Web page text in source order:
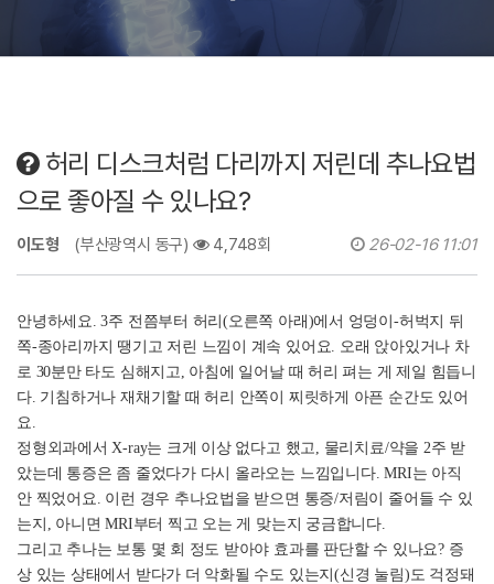
허리 디스크처럼 다리까지 저린데 추나요법
으로 좋아질 수 있나요?
이도형 (부산광역시 동구) 4,748회 26-02-16 11:01
안녕하세요. 3주 전쯤부터 허리(오른쪽 아래)에서 엉덩이-허벅지 뒤
쪽-종아리까지 땡기고 저린 느낌이 계속 있어요. 오래 앉아있거나 차
로 30분만 타도 심해지고, 아침에 일어날 때 허리 펴는 게 제일 힘듭니
다. 기침하거나 재채기할 때 허리 안쪽이 찌릿하게 아픈 순간도 있어
요.
정형외과에서 X-ray는 크게 이상 없다고 했고, 물리치료/약을 2주 받
았는데 통증은 좀 줄었다가 다시 올라오는 느낌입니다. MRI는 아직
안 찍었어요. 이런 경우 추나요법을 받으면 통증/저림이 줄어들 수 있
는지, 아니면 MRI부터 찍고 오는 게 맞는지 궁금합니다.
그리고 추나는 보통 몇 회 정도 받아야 효과를 판단할 수 있나요? 증
상 있는 상태에서 받다가 더 악화될 수도 있는지(신경 눌림)도 걱정돼